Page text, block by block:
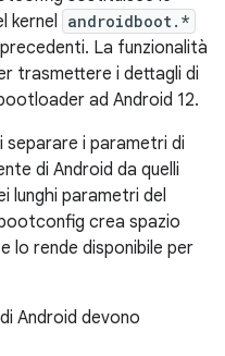
kernel androidboot.*
La funzionalità
trasmettere i dettagli di
ad Android 12.
i parametri di
di Android da quelli
lunghi parametri del
crea spazio
lo rende disponibile per
Android devono